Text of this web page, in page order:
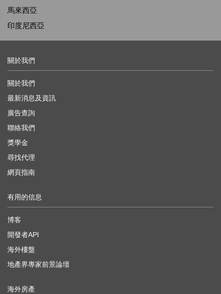
馬來西亞
印度尼西亞
關於我們
關於我們
最新消息及資訊
廣告查詢
聯絡我們
獎學金
尋找代理
網頁指南
有用的信息
博客
開發者API
海外樓盤
地產界專家前景論壇
海外房產